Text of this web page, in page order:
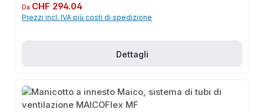
Prezzo normale:
Da CHF 294.04
Prezzi incl. IVA più costi di spedizione
Dettagli